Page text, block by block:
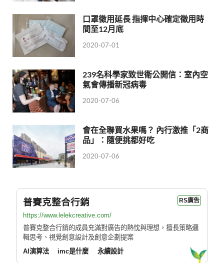
口罩徵用延長 指揮中心確定徵用時
間至12月底
2020-07-01
239名科學家致世衛公開信：室內空
氣會傳播新冠病毒
2020-07-06
會在全聯買水果嗎？ 內行激推「2商
品」：隨便挑都好吃
2020-07-06
普賽克整合行銷 RS廣告
https://www.lelekcreative.com/
普賽克整合行銷的成員充滿對廣告的熱忱與理想，擅長策略邏
輯思考、視覺創意設計及創意企劃提案
AI演算法
imc是什麼 永續設計